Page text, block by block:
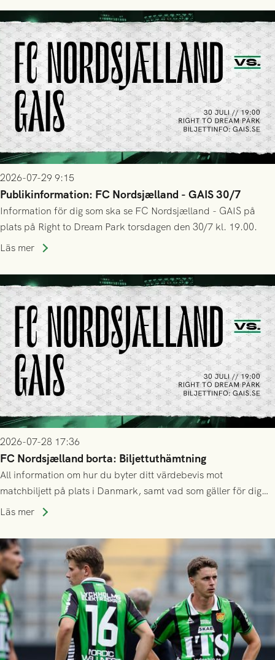
2026-07-29 9:15
Publikinformation: FC Nordsjælland - GAIS 30/7
Information för dig som ska se FC Nordsjælland - GAIS på
plats på Right to Dream Park torsdagen den 30/7 kl. 19.00.
Läs mer
2026-07-28 17:36
FC Nordsjælland borta: Biljettuthämtning
All information om hur du byter ditt värdebevis mot
matchbiljett på plats i Danmark, samt vad som gäller för dig
som står på reservlista eller fått förhinder.
Läs mer